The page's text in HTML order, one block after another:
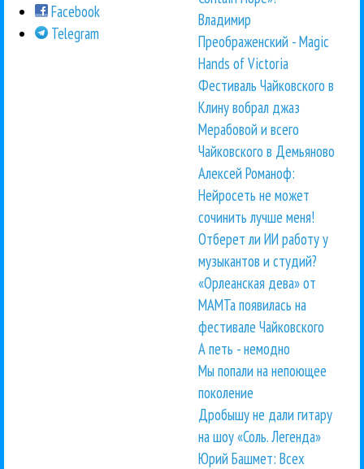
Facebook
Telegram
Владимир
Преображенский - Magic
Hands of Victoria
Фестиваль Чайковского в
Клину вобрал джаз
Мерабовой и всего
Чайковского в Демьяново
Алексей Романоф:
Нейросеть не может
сочинить лучше меня!
Отберет ли ИИ работу у
музыкантов и студий?
«Орлеанская дева» от
МАМТа появилась на
фестивале Чайковского
А петь - немодно
Мы попали на непоющее
поколение
Дробышу не дали гитару
на шоу «Соль. Легенда»
Юрий Башмет: Всех